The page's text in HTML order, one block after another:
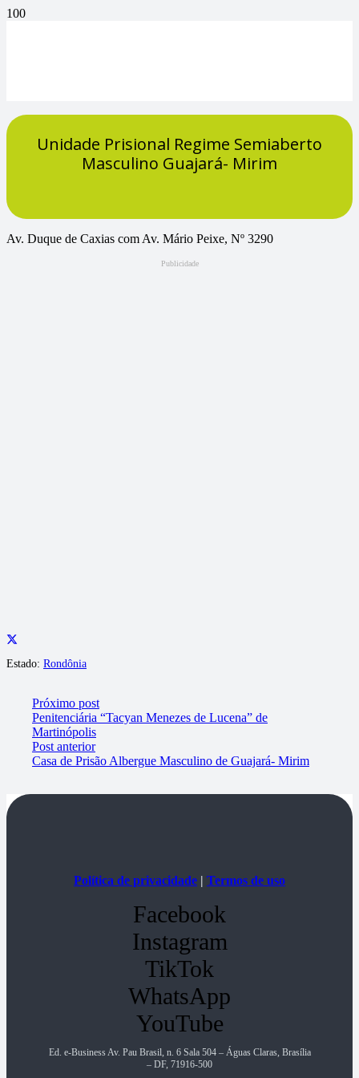
Unidade Prisional Regime Semiaberto
Masculino Guajará- Mirim
Av. Duque de Caxias com Av. Mário Peixe, Nº 3290
Publicidade
Estado: Rondônia
Próximo post
Penitenciária “Tacyan Menezes de Lucena” de
Martinópolis
Post anterior
Casa de Prisão Albergue Masculino de Guajará- Mirim
Política de privacidade | Termos de uso
Facebook
Instagram
TikTok
WhatsApp
YouTube
Ed. e-Business Av. Pau Brasil, n. 6 Sala 504 – Águas Claras, Brasília
– DF, 71916-500